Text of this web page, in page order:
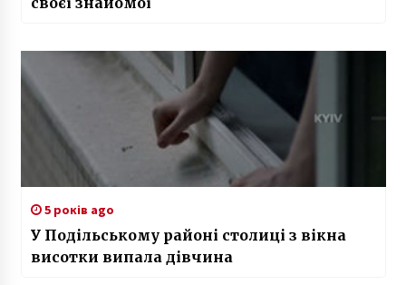
5 років ago
У Подільському районі столиці з вікна
висотки випала дівчина